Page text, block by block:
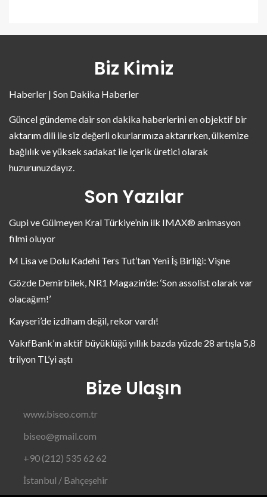
Biz Kimiz
Haberler | Son Dakika Haberler
Güncel gündeme dair son dakika haberlerini en objektif bir
aktarım dili ile siz değerli okurlarımıza aktarırken, ülkemize
bağlılık ve yüksek sadakat ile içerik üretici olarak
huzurunuzdayız.
Son Yazılar
Gupi ve Gülmeyen Kral Türkiye’nin ilk IMAX® animasyon
filmi oluyor
M Lisa ve Dolu Kadehi Ters Tut’tan Yeni İş Birliği: Vişne
Gözde Demirbilek, NR1 Magazin’de: ‘Son assolist olarak var
olacağım!’
Kayseri’de izdiham değil, rekor vardı!
VakıfBank’ın aktif büyüklüğü yıllık bazda yüzde 28 artışla 5,8
trilyon TL’yi aştı
Bize Ulaşın
www.biseo.com.tr
biseo@gmail.com
+90 (212) 535 62 62
İstanbul / Bahçeşehir